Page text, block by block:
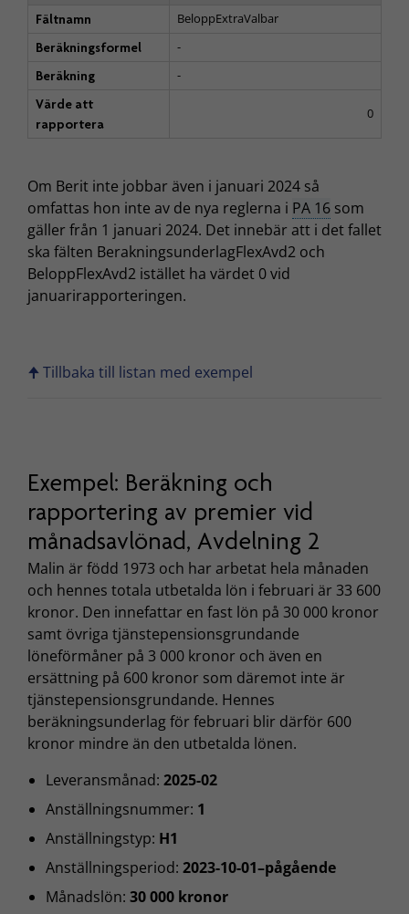
Fältnamn
BeloppExtraValbar
Beräkningsformel
-
Beräkning
-
Värde att
rapportera
0
Om Berit inte jobbar även i januari 2024 så
omfattas hon inte av de nya reglerna i PA 16 som
gäller från 1 januari 2024. Det innebär att i det fallet
ska fälten BerakningsunderlagFlexAvd2 och
BeloppFlexAvd2 istället ha värdet 0 vid
januarirapporteringen.
🠉 Tillbaka till listan med exempel
Exempel: Beräkning och
rapportering av premier vid
månadsavlönad, Avdelning 2
Malin är född 1973 och har arbetat hela månaden
och hennes totala utbetalda lön i februari är 33 600
kronor. Den innefattar en fast lön på 30 000 kronor
samt övriga tjänstepensionsgrundande
löneförmåner på 3 000 kronor och även en
ersättning på 600 kronor som däremot inte är
tjänstepensionsgrundande. Hennes
beräkningsunderlag för februari blir därför 600
kronor mindre än den utbetalda lönen.
Leveransmånad: 2025-02
Anställningsnummer: 1
Anställningstyp: H1
Anställningsperiod: 2023-10-01–pågående
Månadslön: 30 000 kronor